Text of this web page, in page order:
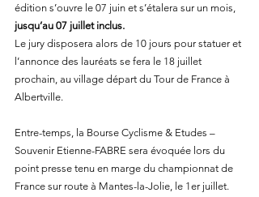
édition s’ouvre le 07 juin et s’étalera sur un mois,
jusqu’au 07 juillet inclus.
Le jury disposera alors de 10 jours pour statuer et
l’annonce des lauréats se fera le 18 juillet
prochain, au village départ du Tour de France à
Albertville.
Entre-temps, la Bourse Cyclisme & Etudes –
Souvenir Etienne-FABRE sera évoquée lors du
point presse tenu en marge du championnat de
France sur route à Mantes-la-Jolie, le 1er juillet.